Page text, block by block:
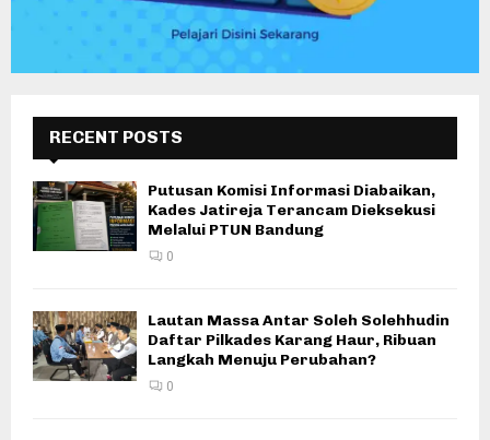
RECENT POSTS
Putusan Komisi Informasi Diabaikan,
Kades Jatireja Terancam Dieksekusi
Melalui PTUN Bandung
0
Lautan Massa Antar Soleh Solehhudin
Daftar Pilkades Karang Haur, Ribuan
Langkah Menuju Perubahan?
0